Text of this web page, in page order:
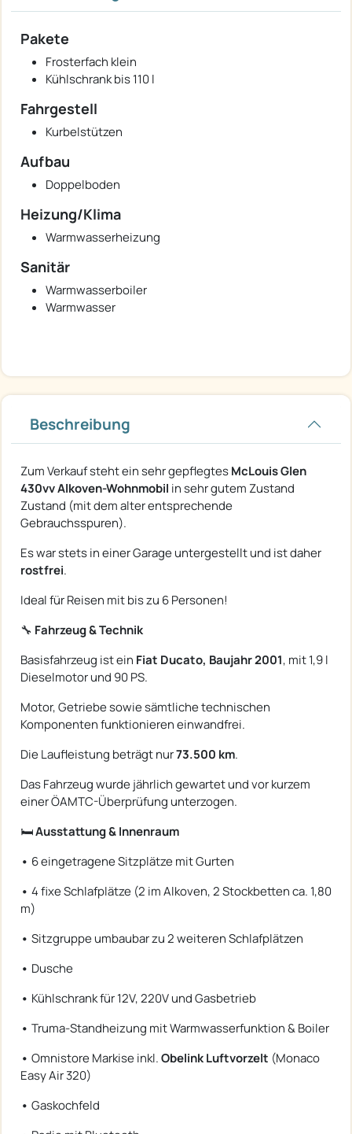
Pakete
Frosterfach klein
Kühlschrank bis 110 l
Fahrgestell
Kurbelstützen
Aufbau
Doppelboden
Heizung/Klima
Warmwasserheizung
Sanitär
Warmwasserboiler
Warmwasser
Beschreibung
Zum Verkauf steht ein sehr gepflegtesMcLouis Glen
430vv Alkoven-Wohnmobil in sehr gutem Zustand
Zustand (mit dem alter entsprechende
Gebrauchsspuren).
Es war stets in einer Garage untergestellt und ist daher
rostfrei.
Ideal für Reisen mit bis zu 6 Personen!
🔧 Fahrzeug & Technik
Basisfahrzeug ist ein Fiat Ducato, Baujahr 2001, mit 1,9 l
Dieselmotor und 90 PS.
Motor, Getriebe sowie sämtliche technischen
Komponenten funktionieren einwandfrei.
Die Laufleistung beträgt nur73.500 km.
Das Fahrzeug wurde jährlich gewartet und vor kurzem
einer ÖAMTC-Überprüfung unterzogen.
🛏️Ausstattung & Innenraum
• 6 eingetragene Sitzplätze mit Gurten
• 4 fixe Schlafplätze (2 im Alkoven, 2 Stockbetten ca. 1,80
m)
• Sitzgruppe umbaubar zu 2 weiteren Schlafplätzen
• Dusche
• Kühlschrank für 12V, 220V und Gasbetrieb
• Truma-Standheizung mit Warmwasserfunktion & Boiler
• Omnistore Markise inkl.Obelink Luftvorzelt (Monaco
Easy Air 320)
• Gaskochfeld